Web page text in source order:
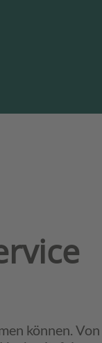
können. Von